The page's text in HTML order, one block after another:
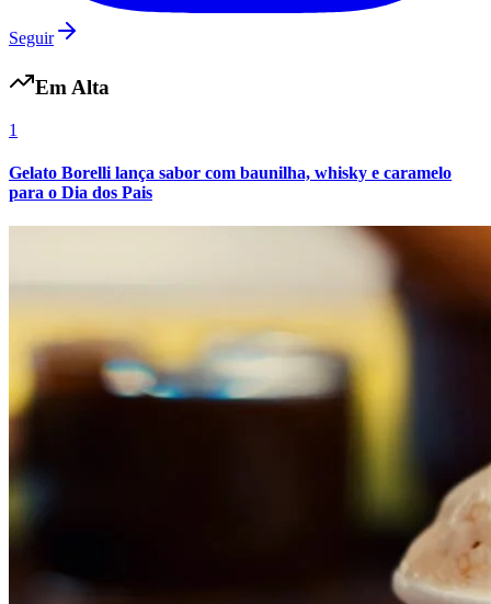
Seguir
Em Alta
1
Gelato Borelli lança sabor com baunilha, whisky e caramelo
para o Dia dos Pais